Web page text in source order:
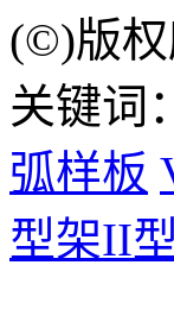
(©)版权
关键词
弧样板
型架II型